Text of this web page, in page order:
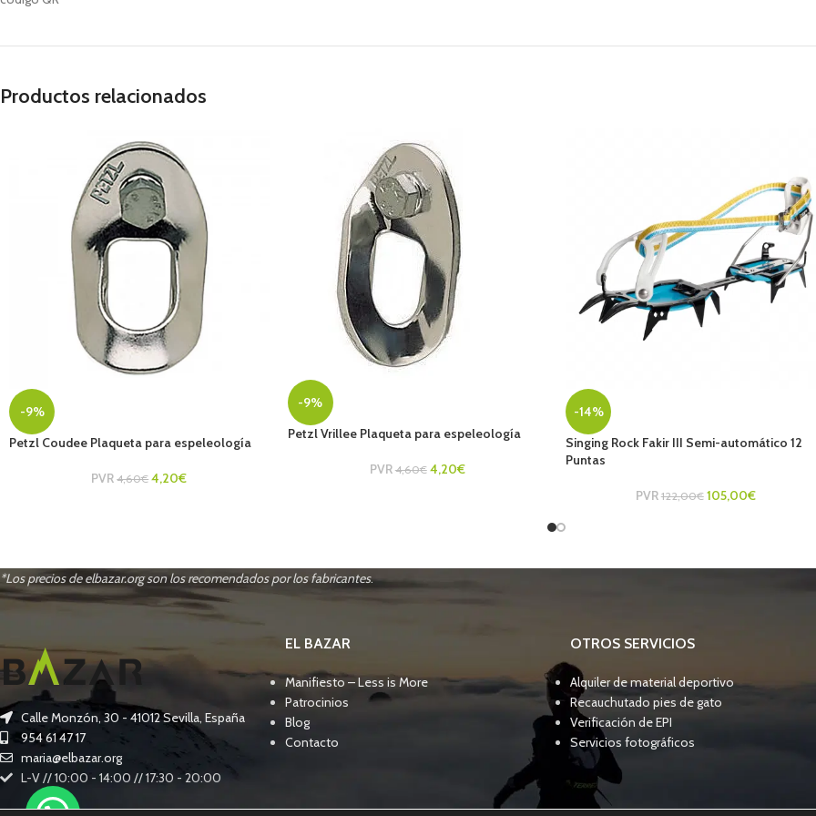
Productos relacionados
-9%
Petzl Coudee Plaqueta para espeleología
PVR 4,60€ 4,20€
-9%
Petzl Vrillee Plaqueta para espeleología
PVR 4,60€ 4,20€
-14%
Singing Rock Fakir III Semi-automático 12
Puntas
PVR 122,00€ 105,00€
*Los precios de elbazar.org son los recomendados por los fabricantes.
Calle Monzón, 30 - 41012 Sevilla, España
954 61 47 17
maria@elbazar.org
L-V // 10:00 - 14:00 // 17:30 - 20:00
EL BAZAR
Manifiesto – Less is More
Patrocinios
Blog
Contacto
OTROS SERVICIOS
Alquiler de material deportivo
Recauchutado pies de gato
Verificación de EPI
Servicios fotográficos